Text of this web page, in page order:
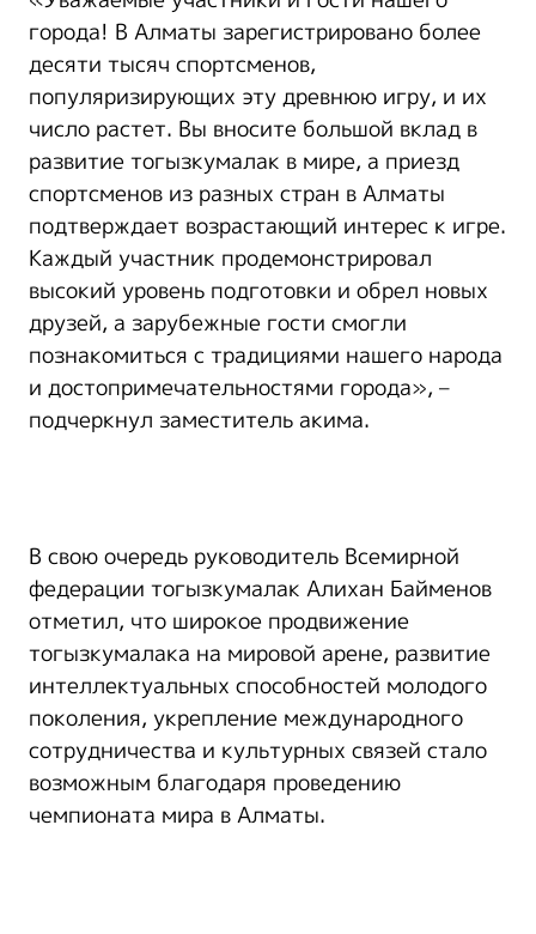
города! В Алматы зарегистрировано более
десяти тысяч спортсменов,
популяризирующих эту древнюю игру, и их
число растет. Вы вносите большой вклад в
развитие тогызкумалак в мире, а приезд
спортсменов из разных стран в Алматы
подтверждает возрастающий интерес к игре.
Каждый участник продемонстрировал
высокий уровень подготовки и обрел новых
друзей, а зарубежные гости смогли
познакомиться с традициями нашего народа
и достопримечательностями города», –
подчеркнул заместитель акима.
В свою очередь руководитель Всемирной
федерации тогызкумалак Алихан Байменов
отметил, что широкое продвижение
тогызкумалака на мировой арене, развитие
интеллектуальных способностей молодого
поколения, укрепление международного
сотрудничества и культурных связей стало
возможным благодаря проведению
чемпионата мира в Алматы.